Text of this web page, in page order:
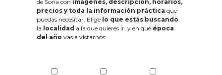
de Soria con imágenes, descripción, horarios,
precios y toda la información práctica que
puedas necesitar. Elige lo que estás buscando,
la localidad a la que quieres ir, y en qué época
del año vas a vistarnos: